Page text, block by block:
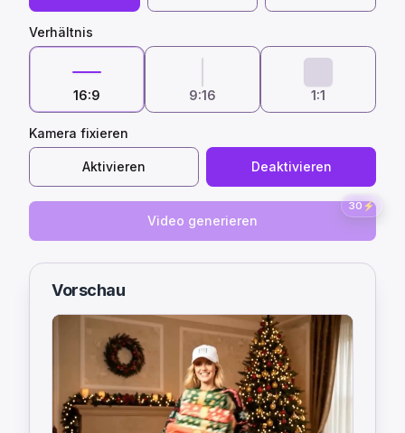
Verhältnis
16:9 9:16 1:1
Kamera fixieren
Aktivieren Deaktivieren
30 ⚡
Video generieren
Vorschau